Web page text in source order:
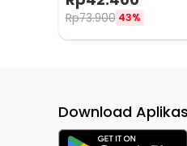
Rp73.900 43%
Download